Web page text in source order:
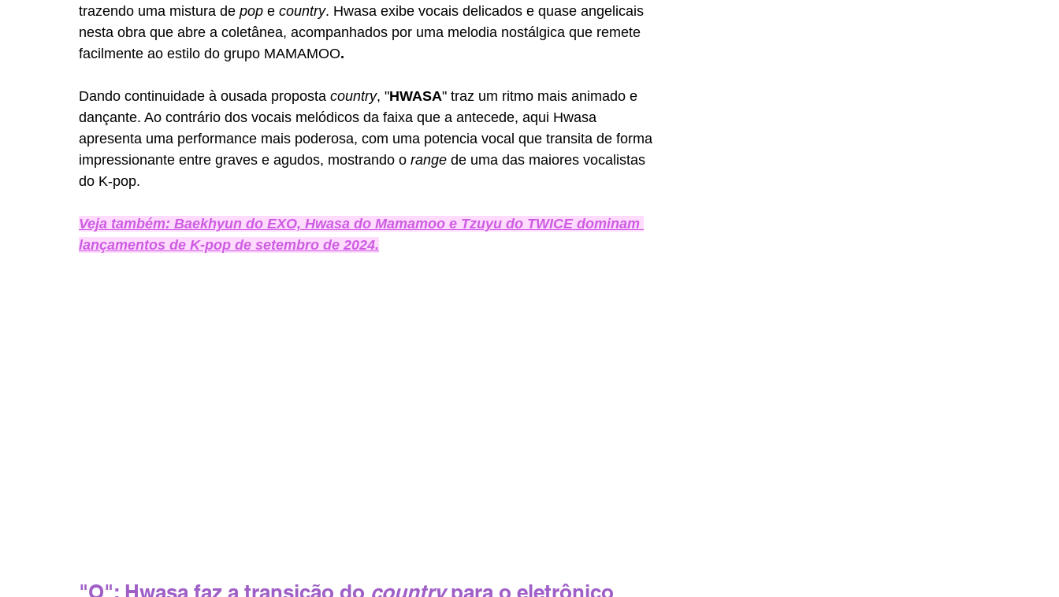
trazendo uma mistura de pop e country. Hwasa exibe vocais delicados e quase angelicais
nesta obra que abre a coletânea, acompanhados por uma melodia nostálgica que remete
facilmente ao estilo do grupo MAMAMOO.
Dando continuidade à ousada proposta country, "HWASA" traz um ritmo mais animado e
dançante. Ao contrário dos vocais melódicos da faixa que a antecede, aqui Hwasa
apresenta uma performance mais poderosa, com uma potencia vocal que transita de forma
impressionante entre graves e agudos, mostrando o range de uma das maiores vocalistas
do K-pop.
Veja também: Baekhyun do EXO, Hwasa do Mamamoo e Tzuyu do TWICE dominam
lançamentos de K-pop de setembro de 2024.
"O": Hwasa faz a transição do country para o eletrônico